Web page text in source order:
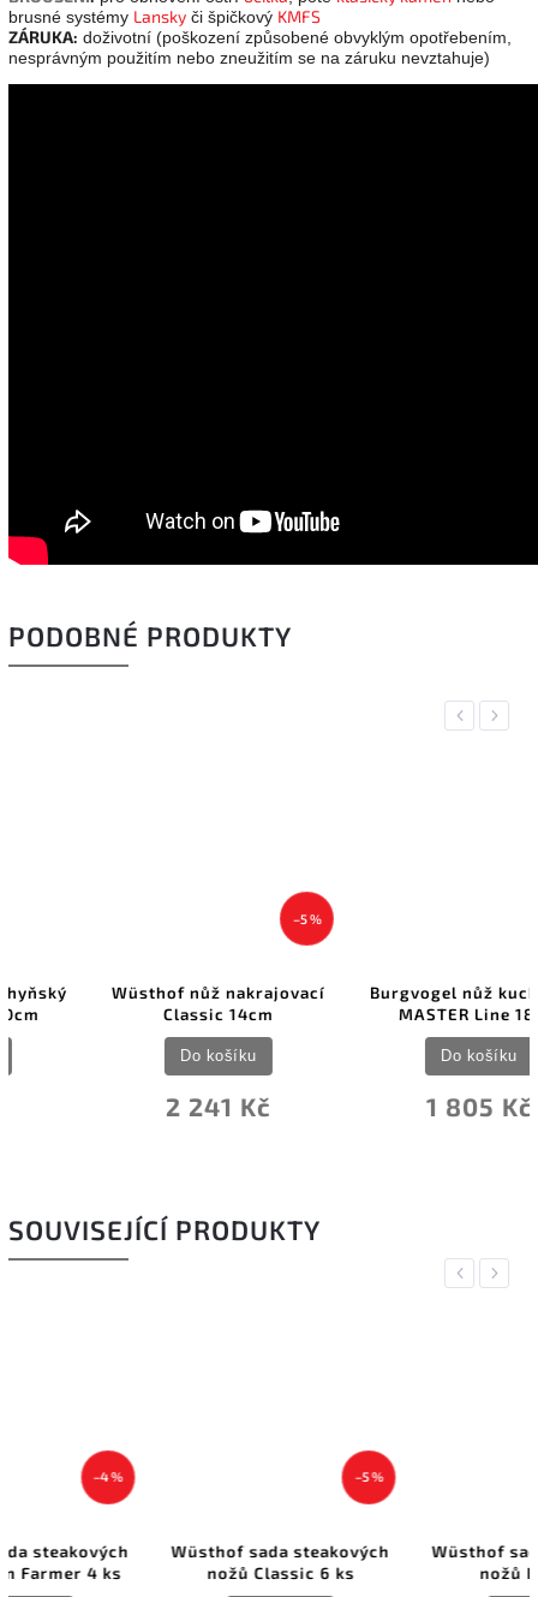
brusné systémy Lansky či špičkový KMFS
ZÁRUKA: doživotní (poškození způsobené obvyklým opotřebením,
nesprávným použitím nebo zneužitím se na záruku nevztahuje)
PODOBNÉ PRODUKTY
Previous
Wüsthof nůž nakrajovací
Classic 14cm
2 241 Kč
Burgvogel nůž kuchyňský
MASTER Line 18cm
1 805 Kč
Next
SOUVISEJÍCÍ PRODUKTY
Previous
Wüsthof sada steakových
nožů Classic 6 ks
Wüsthof sada steakovych
nožů Ikon 4 ks
Next